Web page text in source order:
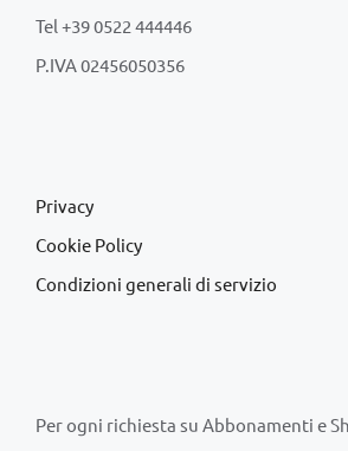
Tel +39 0522 444446
P.IVA 02456050356
Privacy
Cookie Policy
Condizioni generali di servizio
Per ogni richiesta su Abbonamenti e